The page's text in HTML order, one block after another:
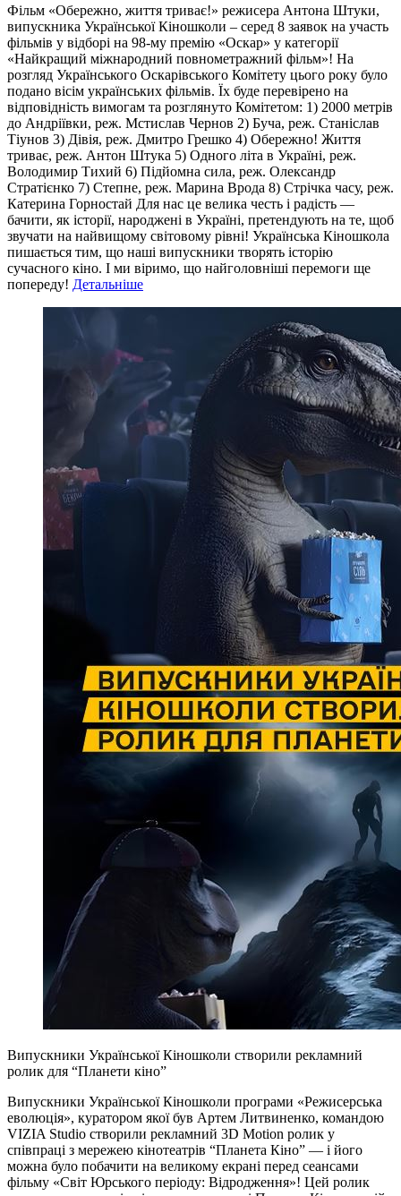
Фільм «Обережно, життя триває!» режисера Антона Штуки,
випускника Української Кіношколи – серед 8 заявок на участь
фільмів у відборі на 98-му премію «Оскар» у категорії
«Найкращий міжнародний повнометражний фільм»! На
розгляд Українського Оскарівського Комітету цього року було
подано вісім українських фільмів. Їх буде перевірено на
відповідність вимогам та розглянуто Комітетом: 1) 2000 метрів
до Андріївки, реж. Мстислав Чернов 2) Буча, реж. Станіслав
Тіунов 3) Дівія, реж. Дмитро Грешко 4) Обережно! Життя
триває, реж. Антон Штука 5) Одного літа в Україні, реж.
Володимир Тихий 6) Підйомна сила, реж. Олександр
Стратієнко 7) Степне, реж. Марина Врода 8) Стрічка часу, реж.
Катерина Горностай Для нас це велика честь і радість —
бачити, як історії, народжені в Україні, претендують на те, щоб
звучати на найвищому світовому рівні! Українська Кіношкола
пишається тим, що наші випускники творять історію
сучасного кіно. І ми віримо, що найголовніші перемоги ще
попереду! Детальніше
Випускники Української Кіношколи створили рекламний
ролик для “Планети кіно”
Випускники Української Кіношколи програми «Режисерська
еволюція», куратором якої був Артем Литвиненко, командою
VIZIA Studio створили рекламний 3D Motion ролик у
співпраці з мережею кінотеатрів “Планета Кіно” — і його
можна було побачити на великому екрані перед сеансами
фільму «Світ Юрського періоду: Відродження»! Цей ролик